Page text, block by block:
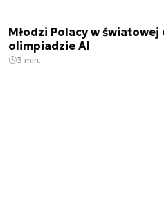
Młodzi Polacy w światowej
olimpiadzie AI
3 min.